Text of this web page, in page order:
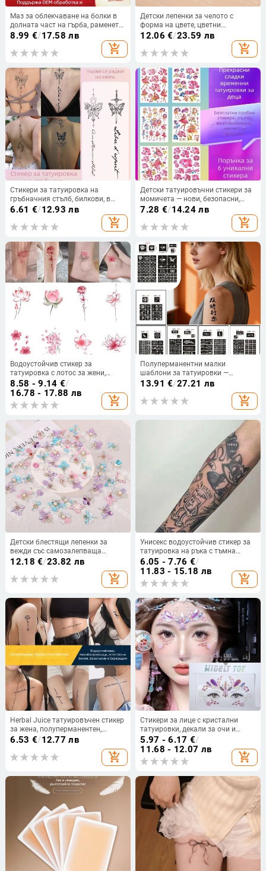
Маз за облекчаване на болки в
долната част на гърба, раменете
и шията, коленете и петите –
8.99 €/17.58 лв
add_shopping_cart
Детски лепенки за челото с
форма на цвете, цветни
кристални пайети, украса в
изпълнения и ханфу костюми
12.06 €/23.59 лв
add_shopping_cart
Стикери за татуировка на
гръбначния стълб, билкови, в
стил „Сладък и пикантен
момичешки сок“, водоустойчиви,
дълготрайни, полуперманентни,
високо ниво
6.61 €/12.93 лв
add_shopping_cart
Детски татуировъчни стикери за
момичета — нови, безопасни,
водоустойчиви, дълготрайни,
7.28 €/14.24 лв
add_shopping_cart
Водоустойчив стикер за
татуировка с лотос за жени,
дълготраен дизайн за глезена с
реалистично изображение
8.58 - 9.14 €/
16.78 - 17.88 лв
add_shopping_cart
Полуперманентни малки
шаблони за татуировки —
корейски стил с изрязани мотиви
— шаблон за стикери за пръсти
13.91 €/27.21 лв
add_shopping_cart
Детски блестящи лепенки за
вежди със самозалепваща
основа, принцес цветя за украса
12.18 €/23.82 лв
add_shopping_cart
Унисекс водоустойчив стикер за
татуировка на ръка с тъмна
лисица и цветен дизайн, билков
мотив, карикатурен стил,
дълготраен
6.05 - 7.76 €/
11.83 - 15.18 лв
add_shopping_cart
Herbal Juice татуировъчен стикер
за жена, полуперманентен,
еднократен, водоустойчив, за
ключица, латинска буква, малък
силует
6.53 €/12.77 лв
add_shopping_cart
Стикери за лице с кристални
татуировки, декали за очи и
вежди за маскараден купон
5.97 - 6.17 €/
11.68 - 12.07 лв
add_shopping_cart